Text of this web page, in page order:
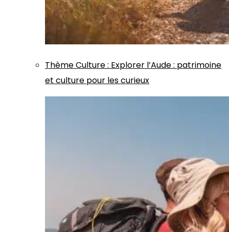
ThèmeCulture: Explorer l’Aude : patrimoine
et culture pour les curieux